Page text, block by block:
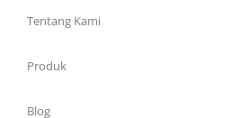
Tentang Kami
Produk
Blog